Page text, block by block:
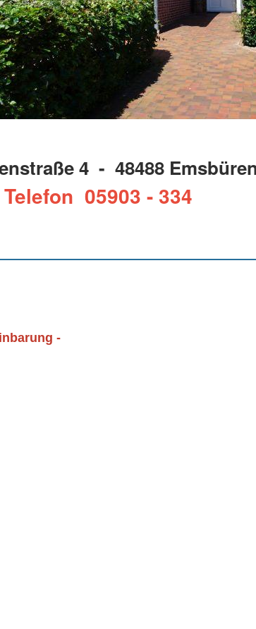
4 - 48488
Telefon 05903 - 334
-